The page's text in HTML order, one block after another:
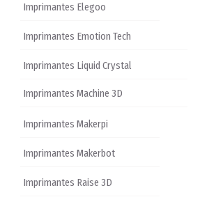
Imprimantes Elegoo
Imprimantes Emotion Tech
Imprimantes Liquid Crystal
Imprimantes Machine 3D
Imprimantes Makerpi
Imprimantes Makerbot
Imprimantes Raise 3D